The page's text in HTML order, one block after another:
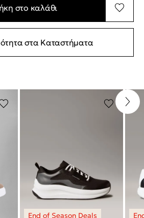
στο καλάθι
στα Καταστήματα